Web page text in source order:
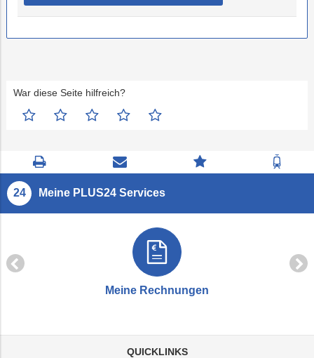
War diese Seite hilfreich?
Seite
drucken
Kontaktseite
öffnen
Zum
Feedback
Zur
Meine PLUS24 Services
Meine Rechnungen
QUICKLINKS